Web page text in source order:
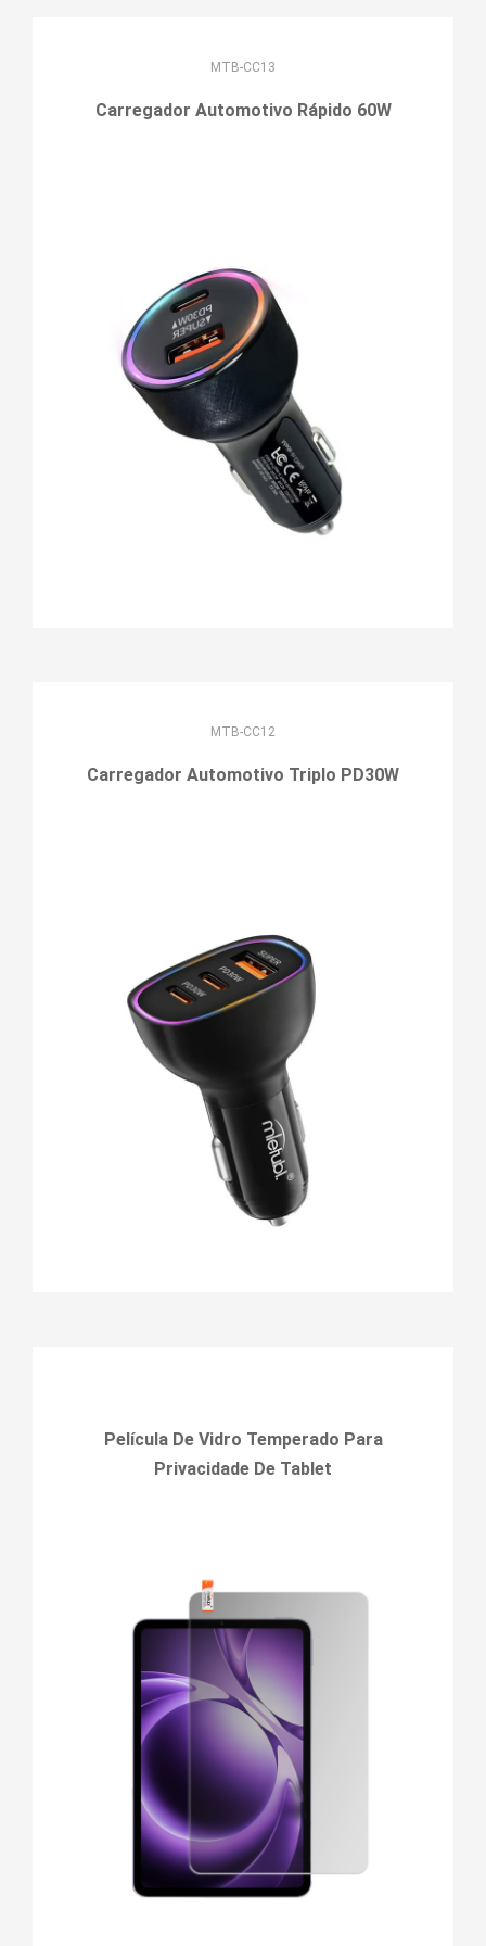
MTB-CC13
Carregador Automotivo Rápido 60W
MTB-CC12
Carregador Automotivo Triplo PD30W
Película De Vidro Temperado Para
Privacidade De Tablet